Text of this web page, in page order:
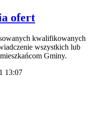
ofert
kwalifikowanych
wszystkich lub
Gminy.
13:07